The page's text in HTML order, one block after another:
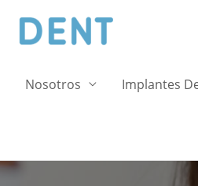
Nosotros Implantes